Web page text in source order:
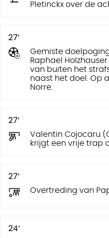
Pletinckx over de
27’
Gemiste
Raphael
van buiten het
naast het doel. Op
Norre.
27’
Valentin Cojocaru
krijgt een vrije trap
27’
Overtreding van
24’